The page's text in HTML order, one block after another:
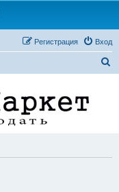
Вход
Регистрация